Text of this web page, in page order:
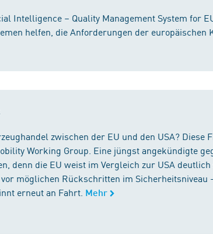
Intelligence – Quality Management System for
helfen, die Anforderungen der europäischen
zwischen der EU und den USA? Diese
Working Group. Eine jüngst angekündigte
denn die EU weist im Vergleich zur USA
möglichen Rückschritten im Sicherheitsniveau
erneut an Fahrt. Mehr